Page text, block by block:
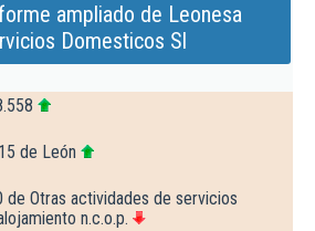
ampliado de Leonesa
Domesticos Sl
de León
de Otras actividades de servicios
n.c.o.p.